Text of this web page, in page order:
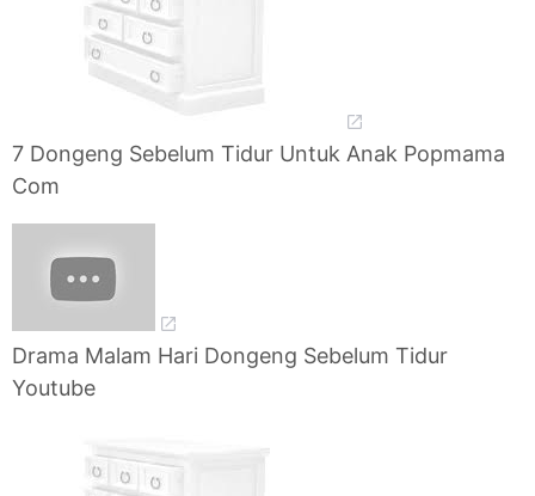
7 Dongeng Sebelum Tidur Untuk Anak Popmama
Com
Drama Malam Hari Dongeng Sebelum Tidur
Youtube